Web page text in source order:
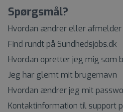
Spørgsmål?
Hvordan ændrer eller afmelder
Find rundt på Sundhedsjobs.dk
Hvordan opretter jeg mig som
Jeg har glemt mit brugernavn
Hvordan ændrer jeg mit
Kontaktinformation til support